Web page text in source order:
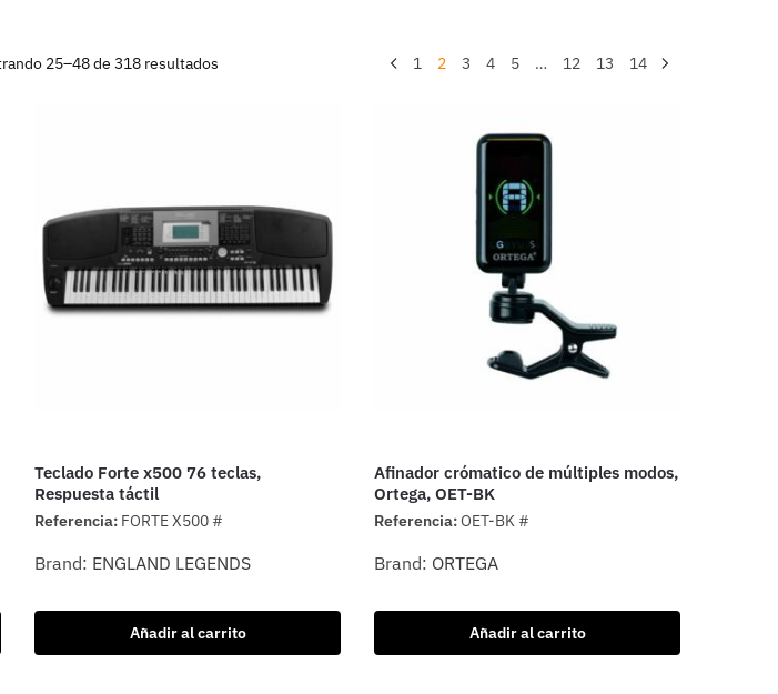
25–48 de 318 resultados 1 2 3 4 5 … 12 13 14
Teclado Forte x500 76 teclas,
Respuesta táctil
Referencia: FORTE X500 #
Brand: ENGLAND LEGENDS
Añadir al carrito
Afinador crómatico de múltiples modos,
Ortega, OET-BK
Referencia:OET-BK #
Brand: ORTEGA
Añadir al carrito